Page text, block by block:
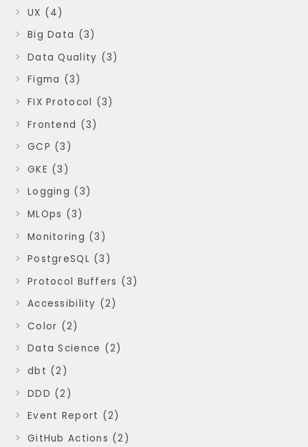
UX (4)
Big Data (3)
Data Quality (3)
Figma (3)
FIX Protocol (3)
Frontend (3)
GCP (3)
GKE (3)
Logging (3)
MLOps (3)
Monitoring (3)
PostgreSQL (3)
Protocol Buffers (3)
Accessibility (2)
Color (2)
Data Science (2)
dbt (2)
DDD (2)
Event Report (2)
GitHub Actions (2)